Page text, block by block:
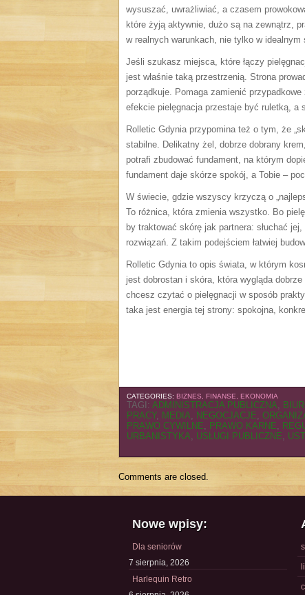
wysuszać, uwrażliwiać, a czasem
które żyją aktywnie, dużo są na zewnątrz,
w realnych warunkach, nie tylko w idealnym
Jeśli szukasz miejsca, które łączy
jest właśnie taką przestrzenią. Strona
porządkuje. Pomaga zamienić
efekcie pielęgnacja przestaje być ruletką, a
Rolletic Gdynia przypomina też o tym, że
stabilne. Delikatny żel, dobrze dobrany
potrafi zbudować fundament, na którym
fundament daje skórze spokój, a Tobie –
W świecie, gdzie wszyscy krzyczą o
To różnica, która zmienia wszystko. Bo
by traktować skórę jak partnera: słuchać
rozwiązań. Z takim podejściem łatwiej
Rolletic Gdynia to opis świata, w którym
jest dobrostan i skóra, która wygląda
chcesz czytać o pielęgnacji w sposób
taka jest energia tej strony: spokojna,
CATEGORIES: BIZNES, FINANSE, EKONOMIA
TAGI: ADMINISTRACJA PUBLICZNA,
PRACY, MEDIA, NEGOCJACJE,
PRAWO CYWILNE, PRAWO KARNE,
URBANISTYKA, USŁUGI PUBLICZNE,
Comments are closed.
Nowe wpisy:
Dla seniorów
7 sierpnia, 2026
Harlequin Retro